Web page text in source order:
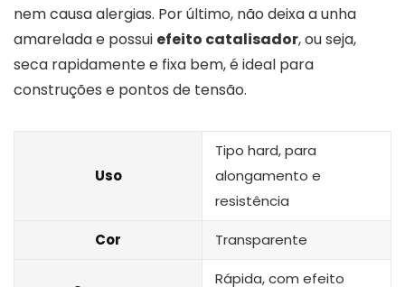
nem causa alergias. Por último, não deixa a unha
amarelada e possui efeito catalisador, ou seja,
seca rapidamente e fixa bem, é ideal para
construções e pontos de tensão.
Uso
Tipo hard, para
alongamento e
resistência
Cor Transparente
Rápida, com efeito